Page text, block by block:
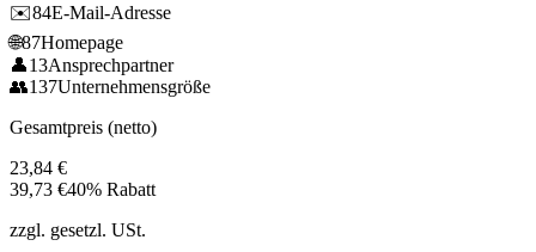
✉️84E-Mail-Adresse
🌐87Homepage
👤13Ansprechpartner
👥137Unternehmensgröße
Gesamtpreis (netto)
23,84 €
39,73 €40% Rabatt
zzgl. gesetzl. USt.